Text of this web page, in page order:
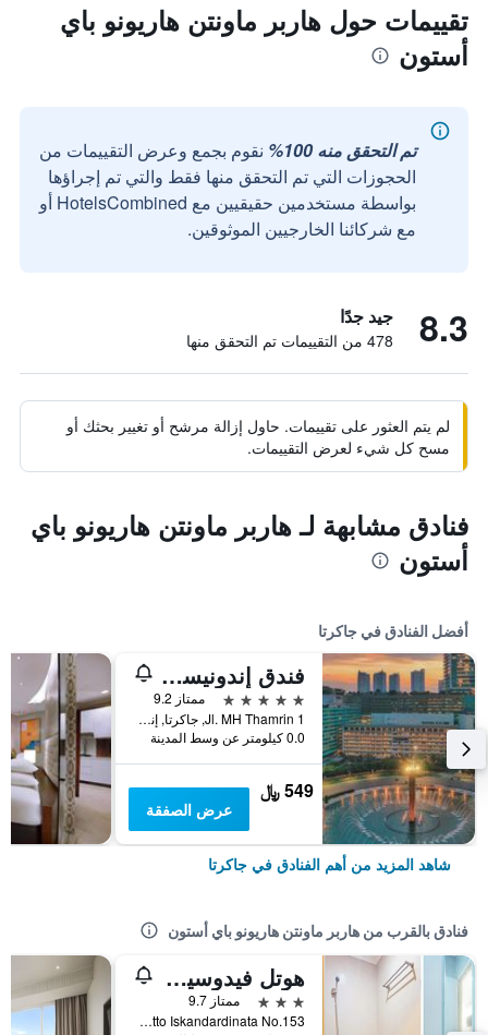
تقييمات حول هاربر ماونتن هاريونو باي
أستون
تم التحقق منه 100%
نقوم بجمع وعرض التقييمات من
الحجوزات التي تم التحقق منها فقط والتي تم إجراؤها
بواسطة مستخدمين حقيقيين مع HotelsCombined أو
مع شركائنا الخارجيين الموثوقين.
8.3 جيد جدًا
478 من التقييمات تم التحقق منها
لم يتم العثور على تقييمات. حاول إزالة مرشح أو تغيير بحثك أو
مسح كل شيء لعرض التقييمات.
فنادق مشابهة لـ هاربر ماونتن هاريونو باي
أستون
أفضل الفنادق في جاكرتا
فندق إندونيسيا كمبينسكي جاكرتا
5 نجوم
ممتاز 9.2
Jl. MH Thamrin 1, جاكرتا, إندونيسيا
0.0 كيلومتر عن وسط المدينة
549 ﷼
عرض الصفقة
شاهد المزيد من أهم الفنادق في جاكرتا
فنادق بالقرب من هاربر ماونتن هاريونو باي أستون
هوتل فيدوسيا أوتيستا 153
3 نجوم
ممتاز 9.7
Jl. Raya Otto Iskandardinata No.153, جاكرتا, إندونيسيا